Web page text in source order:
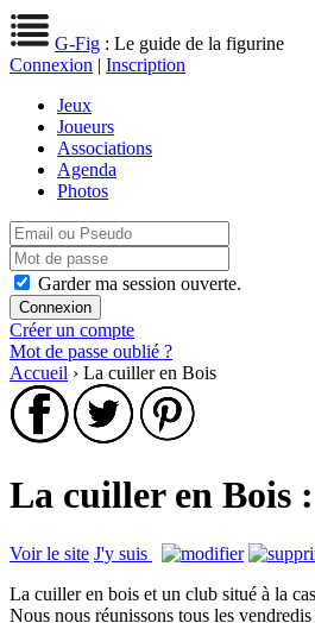
G-Fig : Le guide de la figurine
Connexion | Inscription
Jeux
Joueurs
Associations
Agenda
Photos
Garder ma session ouverte.
Créer un compte
Mot de passe oublié ?
Accueil › La cuiller en Bois
La cuiller en Bois
Voir le site J'y suis
La cuiller en bois et un club situé à la
Nous nous réunissons tous les